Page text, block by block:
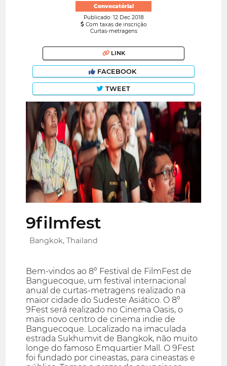
Convocatória!
Publicado: 12 Dec 2018
Com taxas de inscrição
Curtas-metragens
LINK
FACEBOOK
TWEET
9filmfest
Bangkok, Thailand
Bem-vindos ao 8º Festival de FilmFest de
Banguecoque, um festival internacional
anual de curtas-metragens realizado na
maior cidade do Sudeste Asiático. O 8º
9Fest será realizado no Cinema Oasis, o
mais novo centro de cinema indie de
Banguecoque. Localizado na imaculada
estrada Sukhumvit de Bangkok, não muito
longe do famoso Emquartier Mall. O 9Fest
foi fundado por cineastas, para cineastas e